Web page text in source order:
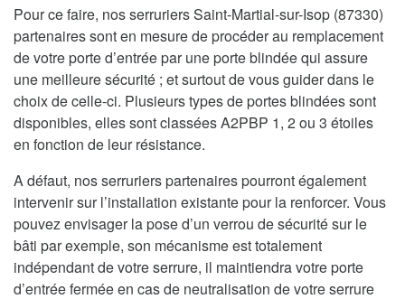
Pour ce faire, nos serruriers Saint-Martial-sur-Isop (87330)
partenaires sont en mesure de procéder au remplacement
de votre porte d’entrée par une porte blindée qui assure
une meilleure sécurité ; et surtout de vous guider dans le
choix de celle-ci. Plusieurs types de portes blindées sont
disponibles, elles sont classées A2PBP 1, 2 ou 3 étoiles
en fonction de leur résistance.
A défaut, nos serruriers partenaires pourront également
intervenir sur l’installation existante pour la renforcer. Vous
pouvez envisager la pose d’un verrou de sécurité sur le
bâti par exemple, son mécanisme est totalement
indépendant de votre serrure, il maintiendra votre porte
d’entrée fermée en cas de neutralisation de votre serrure